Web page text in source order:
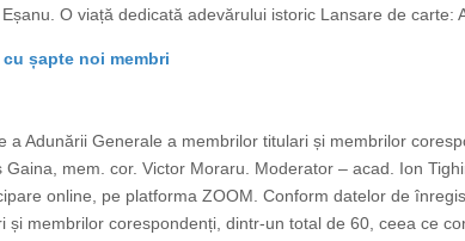
O viață dedicată adevărului istoric Lansare de carte:
șapte noi membri
Adunării Generale a membrilor titulari și membrilor
mem. cor. Victor Moraru. Moderator – acad. Ion
online, pe platforma ZOOM. Conform datelor de
membrilor corespondenți, dintr-un total de 60, ceea ce